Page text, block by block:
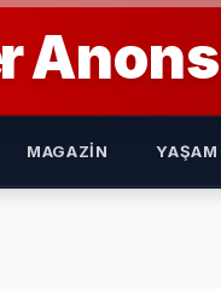
Anons
MAGAZIN YAŞAM